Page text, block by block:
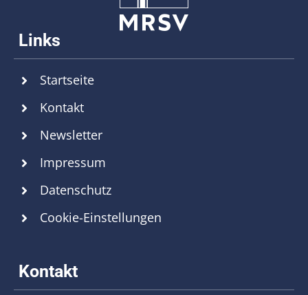
Startseite
Kontakt
Newsletter
Impressum
Datenschutz
Cookie-Einstellungen